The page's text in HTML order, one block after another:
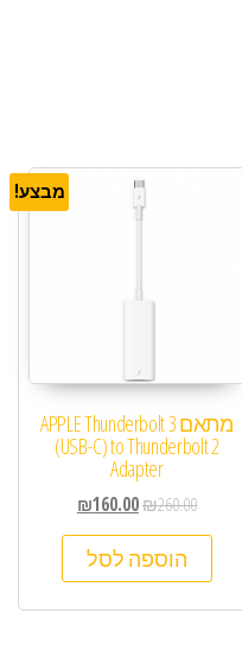
מבצע!
מתאם APPLE Thunderbolt 3
(USB-C) to Thunderbolt 2
Adapter
₪260.00
₪160.00
הוספה לסל